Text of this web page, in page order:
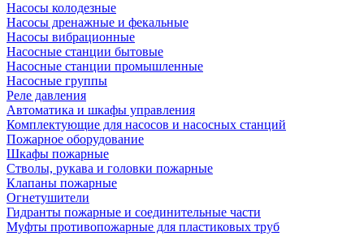
Насосы колодезные
Насосы дренажные и фекальные
Насосы вибрационные
Насосные станции бытовые
Насосные станции промышленные
Насосные группы
Реле давления
Автоматика и шкафы управления
Комплектующие для насосов и насосных станций
Пожарное оборудование
Шкафы пожарные
Стволы, рукава и головки пожарные
Клапаны пожарные
Огнетушители
Гидранты пожарные и соединительные части
Муфты противопожарные для пластиковых труб